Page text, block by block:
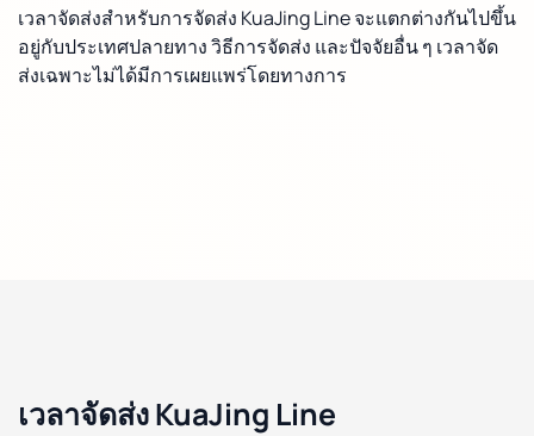
เวลาจัดส่งสำหรับการจัดส่ง KuaJing Line จะแตกต่างกันไปขึ้น
อยู่กับประเทศปลายทาง วิธีการจัดส่ง และปัจจัยอื่น ๆ เวลาจัด
ส่งเฉพาะไม่ได้มีการเผยแพร่โดยทางการ
เวลาจัดส่ง KuaJing Line